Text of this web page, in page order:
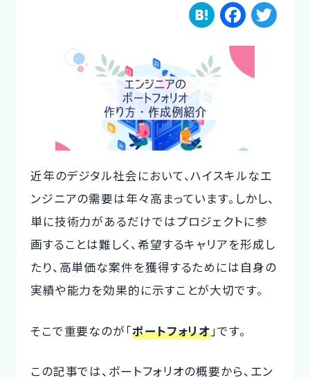
コーディネーター紹介
H
a
te
F
a
c
o
o
k
近年のデジタル社会において、ハイスキルなエ
ンジニアの需要は年々高まっています。しかし、
単に技術力があるだけではプロジェクトに参
画することは難しく、希望するキャリアを形成し
たり、高単価な案件を獲得するためには自身の
実績や能力を効果的に示すことが大切です。
そこで重要なのが「ポートフォリオ」です。
この記事では、ポートフォリオの概要から、エン